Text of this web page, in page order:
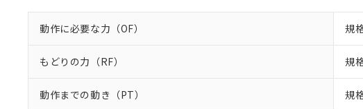
動作に必要な力（OF） 規
もどりの力（RF） 規
動作までの動き（PT） 規
また、RoHS指令のフタル酸
混在することから備考欄に対